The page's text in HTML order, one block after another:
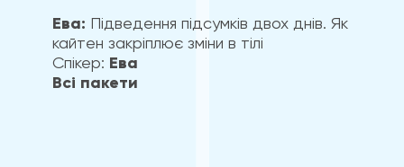
Ева: Підведення підсумків двох днів. Як
кайтен закріплює зміни в тілі
Спікер: Ева
Всі пакети